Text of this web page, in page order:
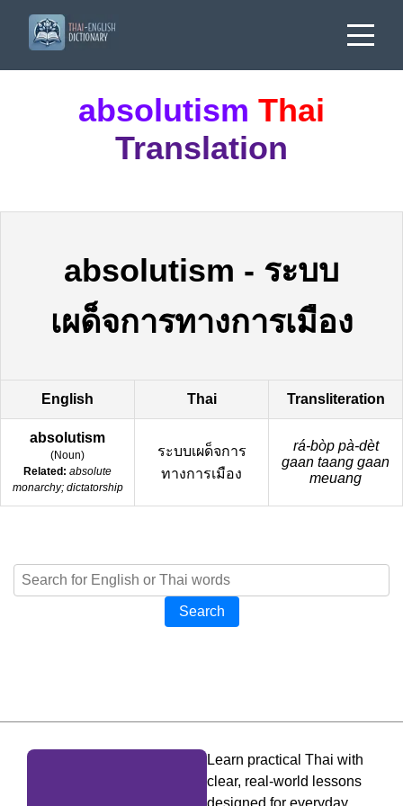
absolutism Thai
Translation
absolutism - ระบบ
เผด็จการทางการเมือง
English Thai Transliteration
absolutism
(Noun)
Related: absolute
monarchy; dictatorship
ระบบเผด็จการ
ทางการเมือง
rá-bòp pà-dèt
gaan taang gaan
meuang
Search
Learn practical Thai with
clear, real-world lessons
designed for everyday